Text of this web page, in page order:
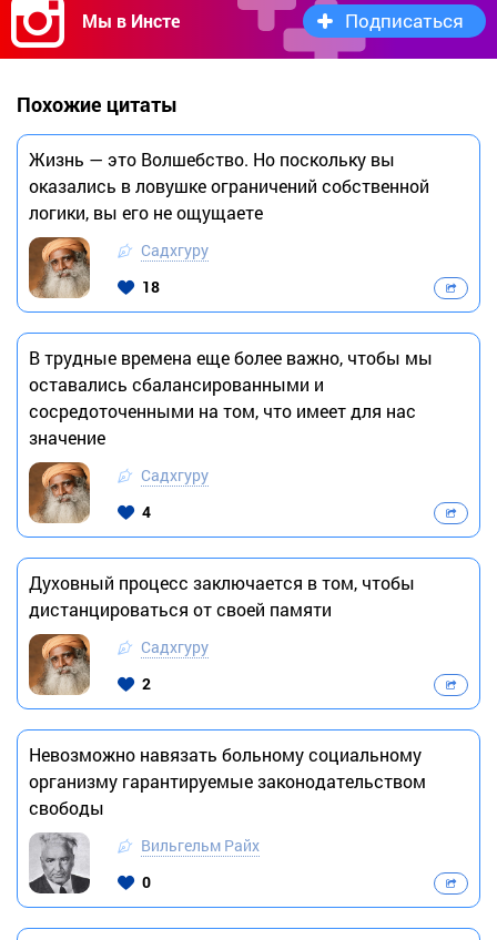
Мы в Инсте Подписаться
Похожие цитаты
Жизнь — это Волшебство. Но поскольку вы
оказались в ловушке ограничений собственной
логики, вы его не ощущаете
Садхгуру
18
В трудные времена еще более важно, чтобы мы
оставались сбалансированными и
сосредоточенными на том, что имеет для нас
значение
Садхгуру
4
Духовный процесс заключается в том, чтобы
дистанцироваться от своей памяти
Садхгуру
2
Невозможно навязать больному социальному
организму гарантируемые законодательством
свободы
Вильгельм Райх
0